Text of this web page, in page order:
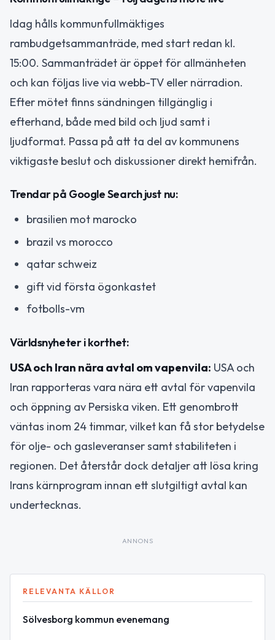
Idag hålls kommunfullmäktiges
rambudgetsammanträde, med start redan kl.
15:00. Sammanträdet är öppet för allmänheten
och kan följas live via webb-TV eller närradion.
Efter mötet finns sändningen tillgänglig i
efterhand, både med bild och ljud samt i
ljudformat. Passa på att ta del av kommunens
viktigaste beslut och diskussioner direkt hemifrån.
Trendar på Google Search just nu:
brasilien mot marocko
brazil vs morocco
qatar schweiz
gift vid första ögonkastet
fotbolls-vm
Världsnyheter i korthet:
USA och Iran nära avtal om vapenvila: USA och
Iran rapporteras vara nära ett avtal för vapenvila
och öppning av Persiska viken. Ett genombrott
väntas inom 24 timmar, vilket kan få stor betydelse
för olje- och gasleveranser samt stabiliteten i
regionen. Det återstår dock detaljer att lösa kring
Irans kärnprogram innan ett slutgiltigt avtal kan
undertecknas.
ANNONS
RELEVANTA KÄLLOR
Sölvesborg kommun evenemang